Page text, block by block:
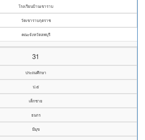
โรงเรียนบ้านเขาราบ
วัดเขาราบกุตราช
คณะจังหวัดลพบุรี
31
ประถมศึกษา
ป.๕
เด็กชาย
ธนกร
มีมุข